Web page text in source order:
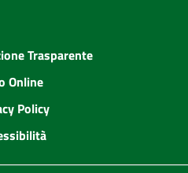
Trasparente
Online
Policy